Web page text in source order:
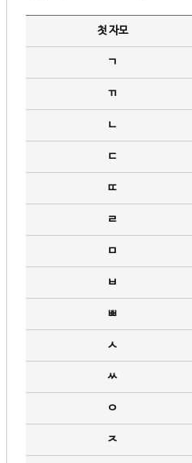
첫 자모
ㄱ
ㄲ
ㄴ
ㄷ
ㄸ
ㄹ
ㅁ
ㅂ
ㅃ
ㅅ
ㅆ
ㅇ
ㅈ